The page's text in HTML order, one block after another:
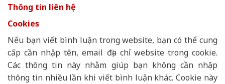
Thông tin liên hệ
Cookies
Nếu bạn viết bình luận trong website, bạn có thể cung
cấp cần nhập tên, email địa chỉ website trong cookie.
Các thông tin này nhằm giúp bạn không cần nhập
thông tin nhiều lần khi viết bình luận khác. Cookie này